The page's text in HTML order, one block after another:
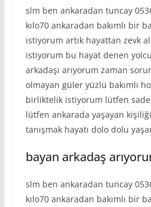
slm ben ankaradan tuncay
kılo70 ankaradan bakımlı bir
istiyorum artık hayattan zevk
istiyorum bu hayat denen
arkadaşı arıyorum zaman
olmayan güler yüzlü bakımlı
birliktelik istiyorum lütfen
lütfen ankarada yaşayan
tanışmak hayatı dolo dolu
bayan arkadaş
slm ben ankaradan tuncay
kılo70 ankaradan bakımlı bir